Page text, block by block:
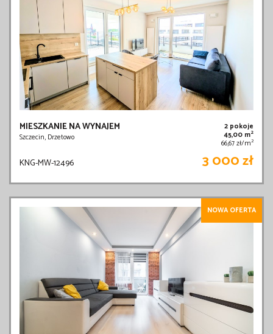
MIESZKANIE NA WYNAJEM
Szczecin, Drzetowo
2 pokoje
45,00 m2
66,67 zł/m2
KNG-MW-12496 3 000 zł
NOWA OFERTA